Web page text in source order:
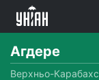
Агдере
Верхньо-